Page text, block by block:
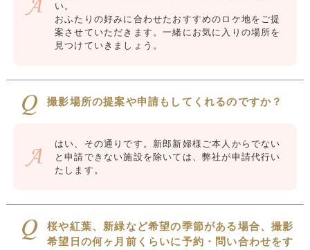
い。
おふたりの好みに合わせたおすすめのロケ地をご提
案させていただきます。一緒にお気に入りの場所を
見つけていきましょう。
撮影場所の提案や申請もしてくれるのですか？
はい、その通りです。新郎新婦様ご本人からでない
と申請できない施設を除いては、弊社が申請代行い
たします。
桜や紅葉、新緑など希望の季節がある場合、撮影
希望日の何ヶ月前くらいに予約・問い合わせをす